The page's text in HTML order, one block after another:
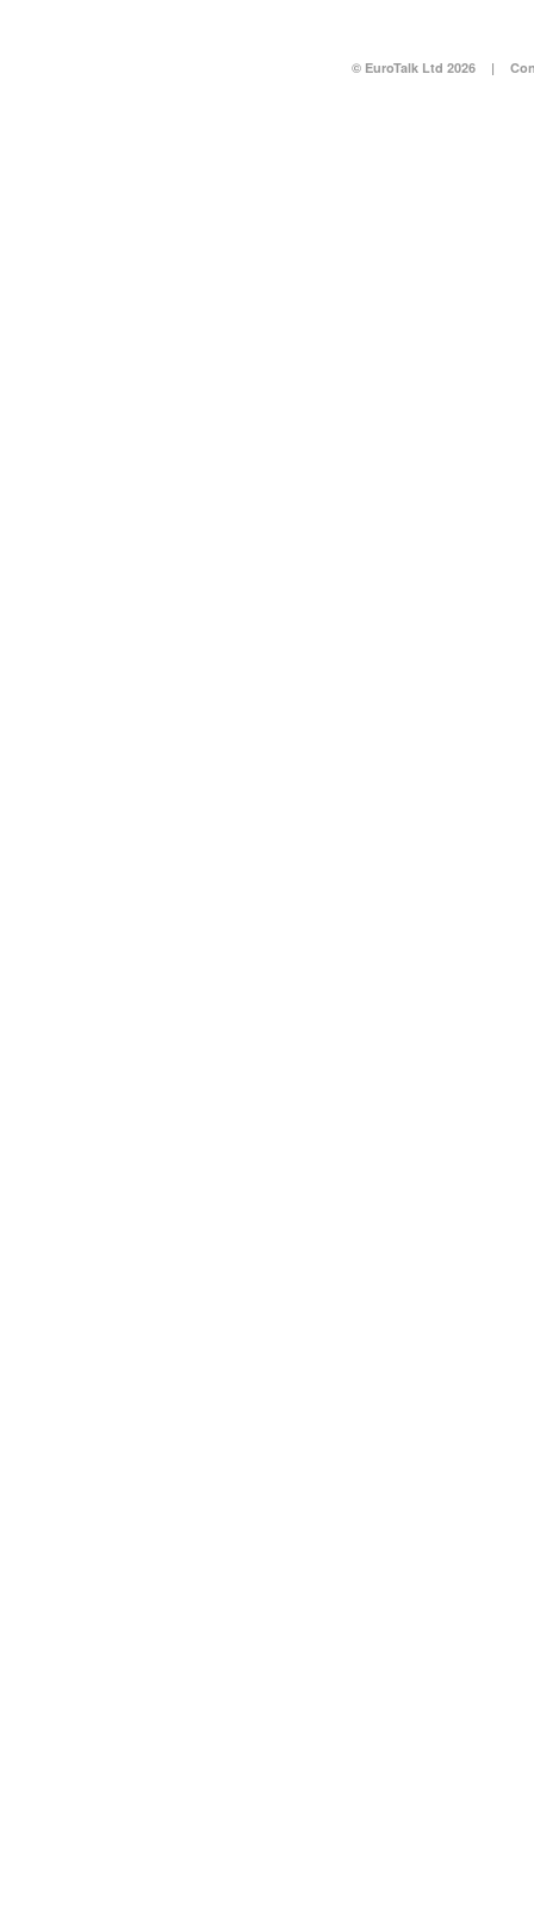
© EuroTalk Ltd 2026 |